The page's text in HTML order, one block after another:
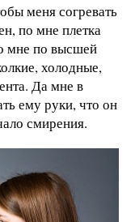
меня согревать
по мне плетка
мне по высшей
холодные,
Да мне в
ему руки, что он
смирения.